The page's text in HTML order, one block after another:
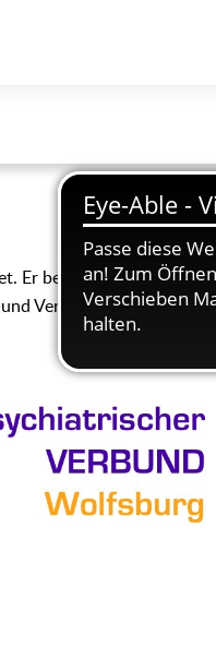
Er besteht aus den an
Vertretern von